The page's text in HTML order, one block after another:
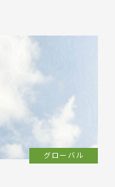
グローバル